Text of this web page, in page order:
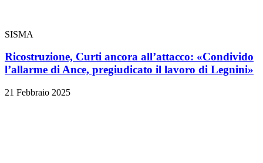
SISMA
Ricostruzione, Curti ancora all’attacco: «Condivido
l’allarme di Ance, pregiudicato il lavoro di Legnini»
21 Febbraio 2025